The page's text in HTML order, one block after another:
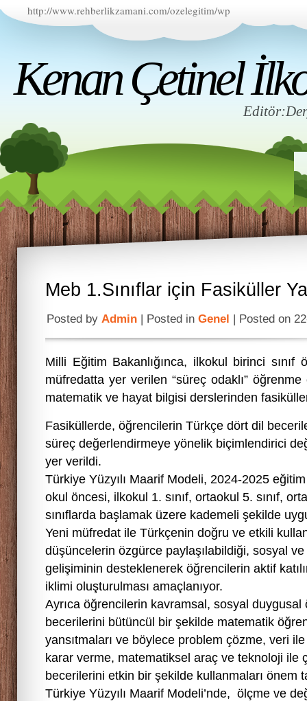
http://www.rehberlikzamani.com/ozelegitim/wp
Kenan Çetinel
Meb 1.Sınıflar için Fasiküller
Posted by Admin | Posted in Genel | Posted on
Milli Eğitim Bakanlığınca, ilkokul birinci sınıf
müfredatta yer verilen “süreç odaklı” öğrenme
matematik ve hayat bilgisi derslerinden
Fasiküllerde, öğrencilerin Türkçe dört dil
süreç değerlendirmeye yönelik biçimlendirici
yer verildi.
Türkiye Yüzyılı Maarif Modeli, 2024-2025
okul öncesi, ilkokul 1. sınıf, ortaokul 5. sınıf,
sınıflarda başlamak üzere kademeli şekilde
Yeni müfredat ile Türkçenin doğru ve etkili
düşüncelerin özgürce paylaşılabildiği, sosyal
gelişiminin desteklenerek öğrencilerin aktif
iklimi oluşturulması amaçlanıyor.
Ayrıca öğrencilerin kavramsal, sosyal duygusal
becerilerini bütüncül bir şekilde matematik
yansıtmaları ve böylece problem çözme, veri
karar verme, matematiksel araç ve teknoloji ile
becerilerini etkin bir şekilde kullanmaları önem
Türkiye Yüzyılı Maarif Modeli’nde, ölçme ve